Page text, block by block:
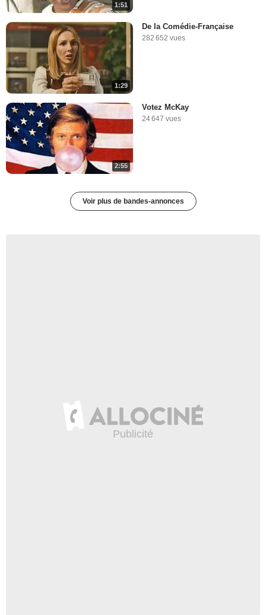
1:51
1:29
De la Comédie-Française
282 652 vues
2:55
Votez McKay
24 647 vues
Voir plus de bandes-annonces